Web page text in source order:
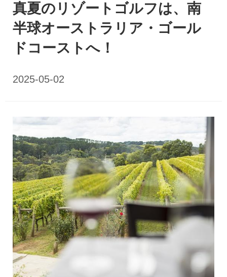
真夏のリゾートゴルフは、南
半球オーストラリア・ゴール
ドコーストへ！